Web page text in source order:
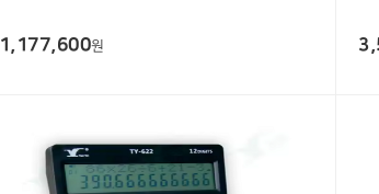
1,177,600원